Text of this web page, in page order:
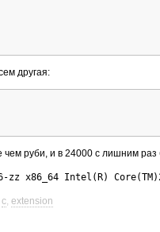
другая:
руби, и в 24000 с лишним раз
x86_64 Intel(R) Core(TM)2
c, extension